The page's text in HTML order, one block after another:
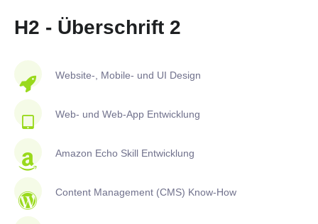
H2 - Überschrift 2
Website-, Mobile- und UI Design
Web- und Web-App Entwicklung
Amazon Echo Skill Entwicklung
Content Management (CMS) Know-How